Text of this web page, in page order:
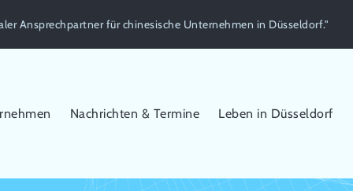
Ansprechpartner für chinesische Unternehmen in Düsseldorf."
Nachrichten & Termine Leben in Düsseldorf